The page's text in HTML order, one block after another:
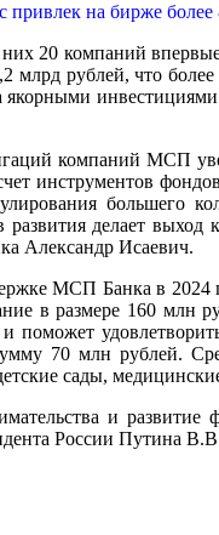
20 компаний
млрд рублей, что
якорными
компаний МСП
инструментов
большего
делает
Александр Исаевич.
МСП Банка в
в размере 160 млн
поможет
70 млн рублей.
сады,
и
России Путина